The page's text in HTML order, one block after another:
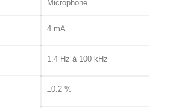
Microphone
4 mA
1.4 Hz à 100 kHz
±0.2 %